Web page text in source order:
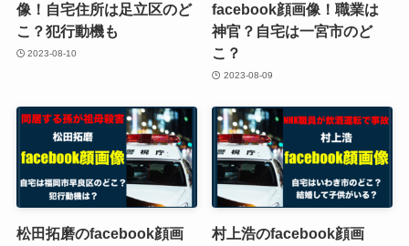
像！自宅住所は足立区のど
こ？犯行動機も
2023-08-10
facebook顔画像！職業は
神官？自宅は一宮市のど
こ？
2023-08-09
松田拓磨のfacebook顔画
村上浩のfacebook顔画